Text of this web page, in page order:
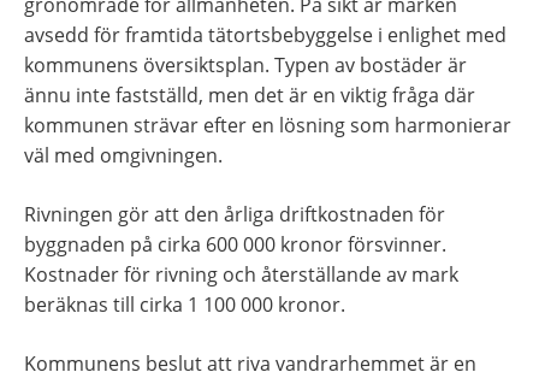
avsedd för framtida tätortsbebyggelse i enlighet med
kommunens översiktsplan. Typen av bostäder är
ännu inte fastställd, men det är en viktig fråga där
kommunen strävar efter en lösning som harmonierar
väl med omgivningen.
Rivningen gör att den årliga driftkostnaden för
byggnaden på cirka 600 000 kronor försvinner.
Kostnader för rivning och återställande av mark
beräknas till cirka 1 100 000 kronor.
Kommunens beslut att riva vandrarhemmet är en